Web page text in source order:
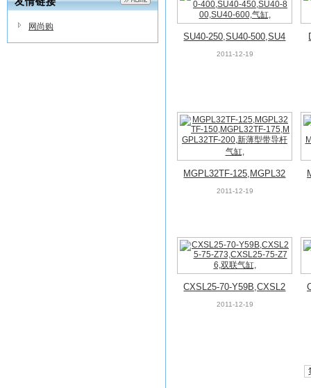
网尚购
SU40-250,SU40-500,SU4
0-400,SU40-450,SU40-80
2011-12-19
MGPL32TF-125,MGPL32
TF-150,MGPL32TF-175,
2011-12-19
CXSL25-70-Y59B,CXSL2
5-75-Z73,CXSL25-75-Z7
2011-12-19